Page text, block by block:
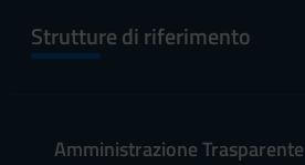
Strutture di riferimento
Amministrazione Trasparente